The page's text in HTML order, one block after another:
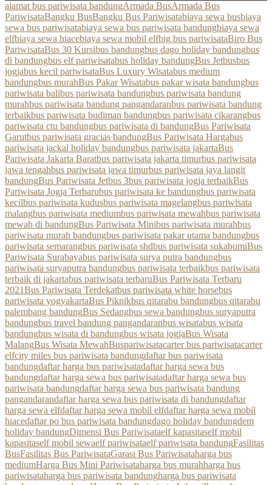
alamat bus pariwisata bandungArmada BusArmada Bus
PariwisataBangku BusBangku Bus Pariwisatabiaya sewa busbiaya
sewa bus pariwisatabiaya sewa bus pariwisata bandungbiaya sewa
elfbiaya sewa hiacebiaya sewa mobil elfbig bus pariwisataBiro Bus
PariwisataBus 30 Kursibus bandungbus dago holiday bandungbus
di bandungbus elf pariwisatabus holiday bandungBus Jetbusbus
jogjabus kecil pariwisataBus Luxury Wisatabus medium
bandungbus murahBus Pakar Wisatabus pakar wisata bandungbus
pariwisata balibus pariwisata bandungbus pariwisata bandung
murahbus pariwisata bandung pangandaranbus pariwisata bandung
terbaikbus pariwisata budiman bandungbus pariwisata cikarangbus
pariwisata ctu bandungbus pariwisata di bandungBus Pariwisata
Garutbus pariwisata gracias bandungBus Pariwisata Hargabus
pariwisata jackal holiday bandungbus pariwisata jakartaBus
Pariwisata Jakarta Baratbus pariwisata jakarta timurbus pariwisata
jawa tengahbus pariwisata jawa timurbus pariwisata jaya langit
bandungBus Pariwisata Jetbus 3bus pariwisata jogja terbaikBus
Pariwisata Jogja Terbarubus pariwisata ke bandungbus pariwisata
kecilbus pariwisata kudusbus pariwisata magelangbus pariwisata
malangbus pariwisata mediumbus pariwisata mewahbus pariwisata
mewah di bandungBus Pariwisata Minibus pariwisata murahbus
pariwisata murah bandungbus pariwisata pakar utama bandungbus
pariwisata semarangbus pariwisata shdbus pariwisata sukabumiBus
Pariwisata Surabayabus pariwisata surya putra bandungbus
pariwisata suryaputra bandungbus pariwisata terbaikbus pariwisata
terbaik di jakartabus pariwisata terbaruBus Pariwisata Terbaru
2021Bus Pariwisata Terdekatbus pariwisata white horsebus
pariwisata yogyakartaBus Piknikbus qitarabu bandungbus qitarabu
palembang bandungBus Sedangbus sewa bandungbus suryaputra
bandungbus travel bandung pangandaranbus wisatabus wisata
bandungbus wisata di bandungbus wisata jogjaBus Wisata
MalangBus Wisata MewahBuspariwisatacarter bus pariwisatacarter
elfcity miles bus pariwisata bandungdaftar bus pariwisata
bandungdaftar harga bus pariwisatadaftar harga sewa bus
bandungdaftar harga sewa bus pariwisatadaftar harga sewa bus
pariwisata bandungdaftar harga sewa bus pariwisata bandung
pangandarandaftar harga sewa bus pariwisata di bandungdaftar
harga sewa elfdaftar harga sewa mobil elfdaftar harga sewa mobil
hiacedaftar po bus pariwisata bandungdago holiday bandungdem
holiday bandungDimensi Bus Pariwisataelf kapasitaself mobil
kapasitaself mobil sewaelf pariwisataelf pariwisata bandungFasilitas
BusFasilitas Bus PariwisataGarasi Bus Pariwisataharga bus
mediumHarga Bus Mini Pariwisataharga bus murahharga bus
pariwisataharga bus pariwisata bandungharga bus pariwisata